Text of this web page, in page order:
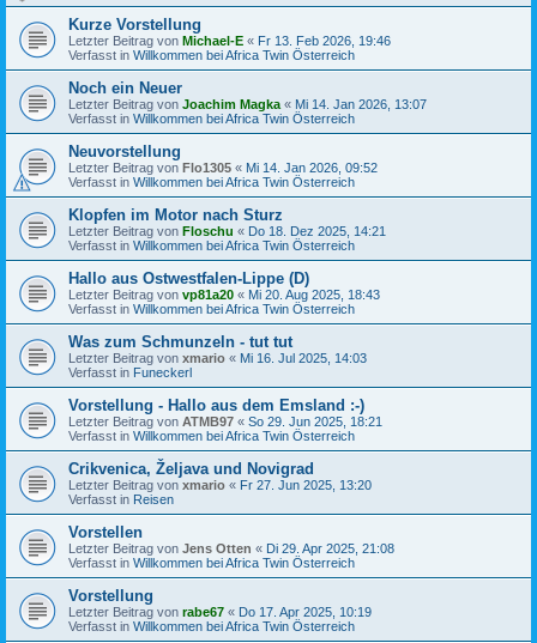
Kurze Vorstellung
Letzter Beitrag von Michael-E « Fr 13. Feb 2026, 19:46
Verfasst in Willkommen bei Africa Twin Österreich
Noch ein Neuer
Letzter Beitrag von Joachim Magka « Mi 14. Jan 2026, 13:07
Verfasst in Willkommen bei Africa Twin Österreich
Neuvorstellung
Letzter Beitrag von Flo1305 « Mi 14. Jan 2026, 09:52
Verfasst in Willkommen bei Africa Twin Österreich
Klopfen im Motor nach Sturz
Letzter Beitrag von Floschu « Do 18. Dez 2025, 14:21
Verfasst in Willkommen bei Africa Twin Österreich
Hallo aus Ostwestfalen-Lippe (D)
Letzter Beitrag von vp81a20 « Mi 20. Aug 2025, 18:43
Verfasst in Willkommen bei Africa Twin Österreich
Was zum Schmunzeln - tut tut
Letzter Beitrag von xmario « Mi 16. Jul 2025, 14:03
Verfasst in Funeckerl
Vorstellung - Hallo aus dem Emsland :-)
Letzter Beitrag von ATMB97 « So 29. Jun 2025, 18:21
Verfasst in Willkommen bei Africa Twin Österreich
Crikvenica, Željava und Novigrad
Letzter Beitrag von xmario « Fr 27. Jun 2025, 13:20
Verfasst in Reisen
Vorstellen
Letzter Beitrag von Jens Otten « Di 29. Apr 2025, 21:08
Verfasst in Willkommen bei Africa Twin Österreich
Vorstellung
Letzter Beitrag von rabe67 « Do 17. Apr 2025, 10:19
Verfasst in Willkommen bei Africa Twin Österreich